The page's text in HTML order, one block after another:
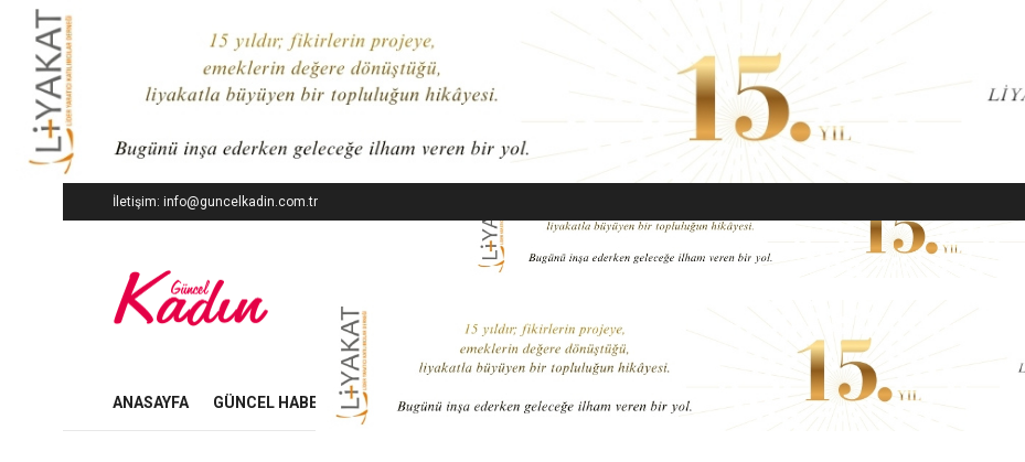
İletişim: info@guncelkadin.com.tr
ANASAYFA GÜNCEL HABERLER İŞ DÜNYASI EKONOMI MODA GÜZELLIK YAŞAM SANAT